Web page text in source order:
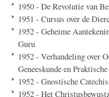
1950 - De Revolutie van
1951 - Cursus over de
1952 - Geheime
Guru
1952 - Verhandeling over
Geneeskunde en
1952 - Gnostische
1952 - Het